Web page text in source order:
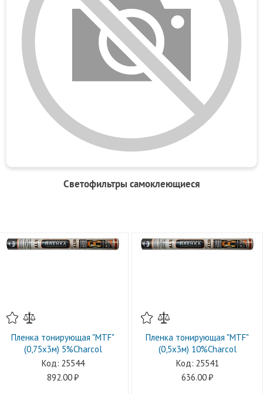
Светофильтры самоклеющиеся
Пленка тонирующая "MTF"
(0,75х3м) 5%Charcol
25544
892.00
Пленка тонирующая "MTF"
(0,5х3м) 10%Charcol
25541
636.00